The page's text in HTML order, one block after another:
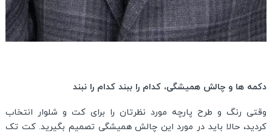
دکمه ها و چالش همیشگی، کدام را ببند کدام را نبند
وقتی رنگ و طرح پارچه مورد نظرتان را برای کت و شلوار انتخاب
کردید، حالا باید در مورد این چالش همیشگی تصمیم بگیرید. کت تک